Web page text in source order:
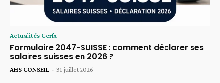
Actualités Cerfa
Formulaire 2047-SUISSE : comment déclarer ses
salaires suisses en 2026 ?
AHS CONSEIL - 31 juillet 2026